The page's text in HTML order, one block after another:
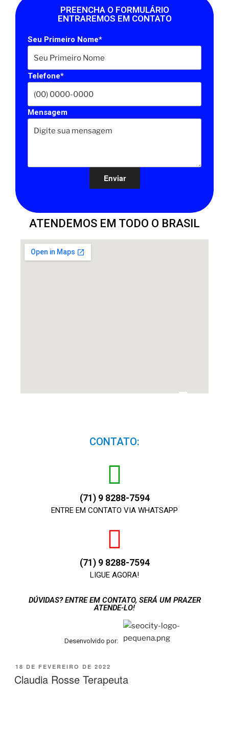
PREENCHA O FORMULÁRIO
ENTRAREMOS EM CONTATO
Seu Primeiro Nome*
Telefone*
Mensagem
ATENDEMOS EM TODO O BRASIL
CONTATO:
(71) 9 8288-7594
ENTRE EM CONTATO VIA WHATSAPP
(71) 9 8288-7594
LIGUE AGORA!
DÚVIDAS? ENTRE EM CONTATO, SERÁ UM PRAZER
ATENDE-LO!
Desenvolvido por:
18 DE FEVEREIRO DE 2022
Claudia Rosse Terapeuta